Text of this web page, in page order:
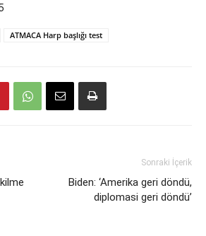
ATMACA Harp başlığı test
Sonraki İçerik
Biden: ‘Amerika geri döndü,
diplomasi geri döndü’